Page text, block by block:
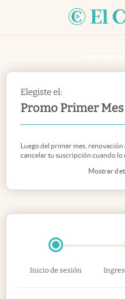
Elegiste el:
Promo Primer Mes
Mostrar
Luego del primer mes,
cancelar tu suscripción cuando lo
Inicio de sesión